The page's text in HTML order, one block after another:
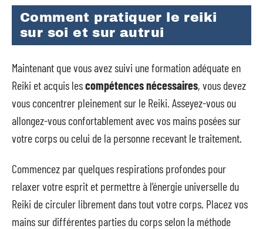
Comment pratiquer le reiki
sur soi et sur autrui
Maintenant que vous avez suivi une formation adéquate en
Reiki et acquis lescompétences nécessaires, vous devez
vous concentrer pleinement sur le Reiki. Asseyez-vous ou
allongez-vous confortablement avec vos mains posées sur
votre corps ou celui de la personne recevant le traitement.
Commencez par quelques respirations profondes pour
relaxer votre esprit et permettre à l’énergie universelle du
Reiki de circuler librement dans tout votre corps. Placez vos
mains sur différentes parties du corps selon la méthode